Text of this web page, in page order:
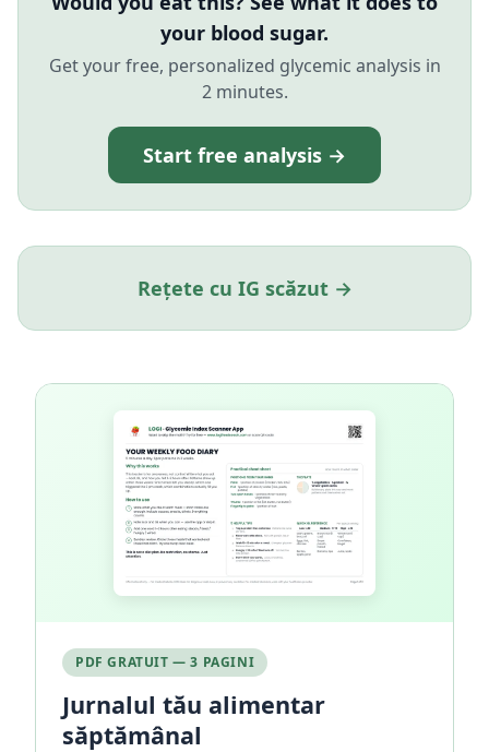
your blood sugar.
Get your free, personalized glycemic analysis in
2 minutes.
Start free analysis →
Rețete cu IG scăzut →
PDF GRATUIT — 3 PAGINI
Jurnalul tău alimentar
săptămânal